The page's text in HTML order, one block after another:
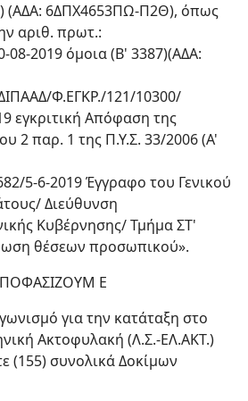
(ΑΔΑ: 6ΔΠΧ4653ΠΩ-Π2Θ), όπως
αριθ. πρωτ.:
08-2019 όμοια (Β' 3387)(ΑΔΑ:
Φ.ΕΓΚΡ./121/10300/
εγκριτική Απόφαση της
2 παρ. 1 της Π.Υ.Σ. 33/2006 (Α'
5-6-2019 Έγγραφο του Γενικού
Διεύθυνση
Κυβέρνησης/ Τμήμα ΣΤ'
θέσεων προσωπικού».
Ε
για την κατάταξη στο
Ακτοφυλακή (Λ.Σ.-ΕΛ.ΑΚΤ.)
(155) συνολικά Δοκίμων